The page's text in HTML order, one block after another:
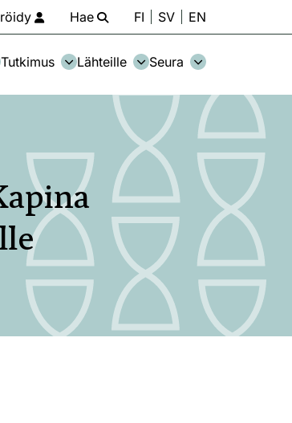
Hae FI SV EN
Tutkimus Lähteille Seura